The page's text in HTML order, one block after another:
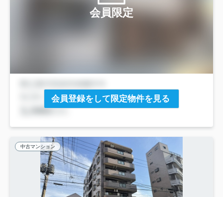
会員限定
会員登録をして限定物件を見る
中古マンション